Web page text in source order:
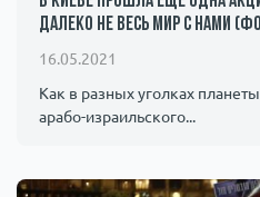
далеко не весь мир с нами
16.05.2021
Как в разных уголках
арабо-израильского...